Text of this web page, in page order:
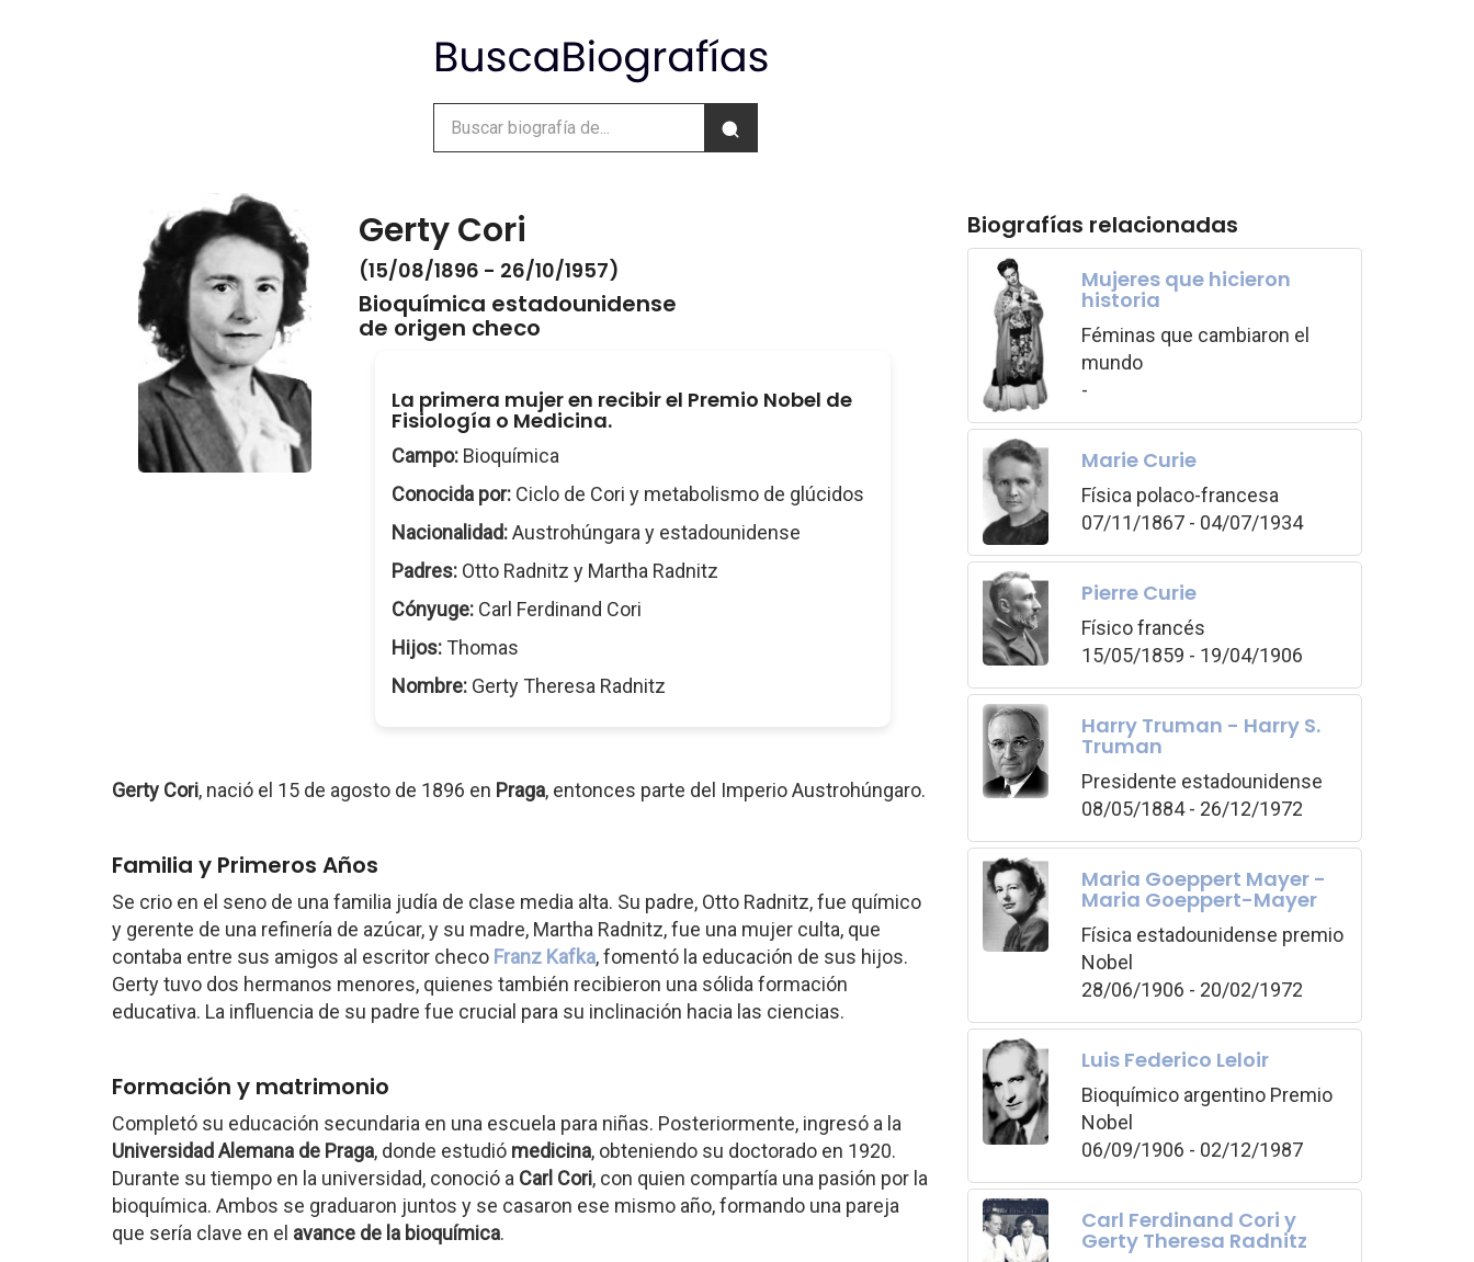
Gerty Cori
(15/08/1896 - 26/10/1957)
Bioquímica estadounidense
de origen checo
La primera mujer en recibir el Premio Nobel de
Fisiología o Medicina.
Campo: Bioquímica
Conocida por: Ciclo de Cori y metabolismo de glúcidos
Nacionalidad:Austrohúngara y estadounidense
Padres: Otto Radnitz y Martha Radnitz
Cónyuge: Carl Ferdinand Cori
Hijos: Thomas
Nombre: Gerty Theresa Radnitz
Gerty Cori, nació el 15 de agosto de 1896 en Praga, entonces parte del Imperio Austrohúngaro.
Familia y Primeros Años
Se crio en el seno de una familia judía de clase media alta. Su padre, Otto Radnitz, fue químico
y gerente de una refinería de azúcar, y su madre, Martha Radnitz, fue una mujer culta, que
contaba entre sus amigos al escritor checo Franz Kafka, fomentó la educación de sus hijos.
Gerty tuvo dos hermanos menores, quienes también recibieron una sólida formación
educativa. La influencia de su padre fue crucial para su inclinación hacia las ciencias.
Formación y matrimonio
Completó su educación secundaria en una escuela para niñas. Posteriormente, ingresó a la
Universidad Alemana de Praga, donde estudió medicina, obteniendo su doctorado en 1920.
Durante su tiempo en la universidad, conoció a Carl Cori, con quien compartía una pasión por la
bioquímica. Ambos se graduaron juntos y se casaron ese mismo año, formando una pareja
que sería clave en el avance de la bioquímica.
Biografías relacionadas
Mujeres que hicieron
historia
Féminas que cambiaron el
mundo
-
Marie Curie
Física polaco-francesa
07/11/1867 - 04/07/1934
Pierre Curie
Físico francés
15/05/1859 - 19/04/1906
Harry Truman - Harry S.
Truman
Presidente estadounidense
08/05/1884 - 26/12/1972
Maria Goeppert Mayer -
Maria Goeppert-Mayer
Física estadounidense premio
Nobel
28/06/1906 - 20/02/1972
Luis Federico Leloir
Bioquímico argentino Premio
Nobel
06/09/1906 - 02/12/1987
Carl Ferdinand Cori y
Gerty Theresa Radnitz